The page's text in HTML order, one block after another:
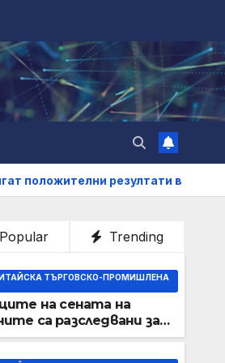
резултати в
Popular Trending
ТЪРГОВСКО-ПРОМИШЛЕНА
на сената на
са разследвани за
докато сенаторът